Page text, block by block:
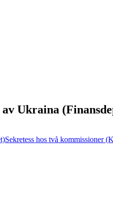
Ukraina
Sekretess hos två kommissioner